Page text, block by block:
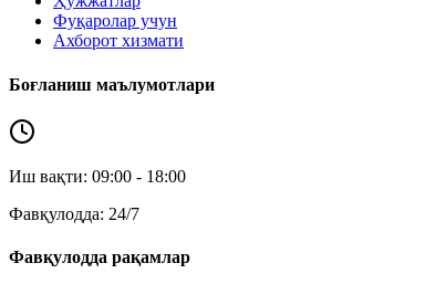
Фуқаролар учун
Ахборот хизмати
Боғланиш маълумотлари
Иш вақти: 09:00 - 18:00
Фавқулодда: 24/7
Фавқулодда рақамлар